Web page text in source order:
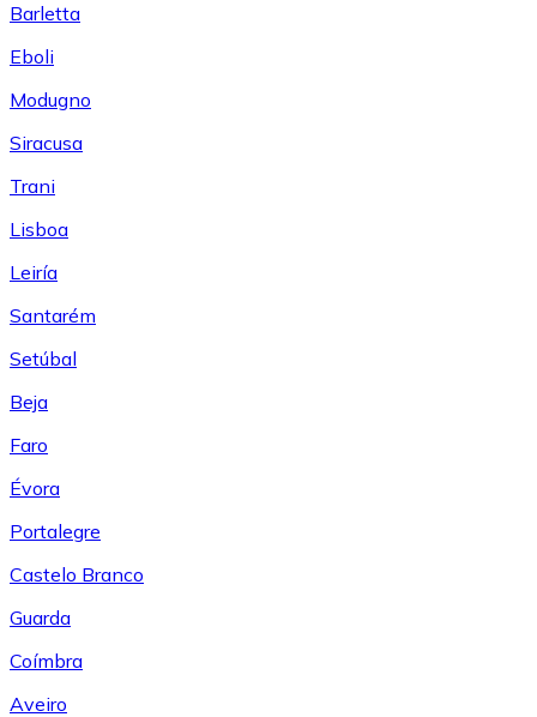
Barletta
Eboli
Modugno
Siracusa
Trani
Lisboa
Leiría
Santarém
Setúbal
Beja
Faro
Évora
Portalegre
Castelo Branco
Guarda
Coímbra
Aveiro